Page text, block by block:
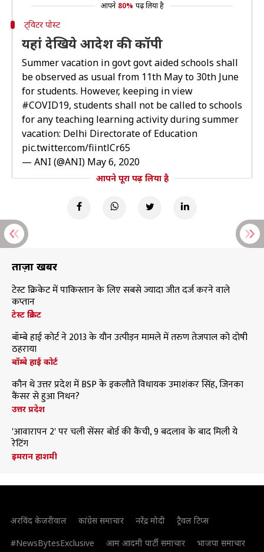
आपने 80% पढ़ लिया है
ट्विटर पोस्ट
यहां देखिये आदेश की कॉपी
Summer vacation in govt govt aided schools shall
be observed as usual from 11th May to 30th June
for students. However, keeping in view
#COVID19, students shall not be called to schools
for any teaching learning activity during summer
vacation: Delhi Directorate of Education
pic.twitter.com/fiintlCr65
— ANI (@ANI) May 6, 2020
आपने पूरा पढ़ लिया है
ताज़ा खबरें
टेस्ट क्रिकेट में पाकिस्तान के लिए सबसे ज्यादा जीत दर्ज करने वाले
कप्तान
टेस्ट क्रिकेट
बॉम्बे हाई कोर्ट ने 2013 के यौन उत्पीड़न मामले में तरुण तेजपाल को दोषी
ठहराया
बॉम्बे हाई कोर्ट
कौन थे उत्तर प्रदेश में BSP के इकलौते विधायक उमाशंकर सिंह, जिनका
कैंसर से हुआ निधन?
उत्तर प्रदेश
'आवारापन 2' पर चली सेंसर बोर्ड की कैंची, 9 बदलाव के बाद मिली ये
रेटिंग
इमरान हाशमी
अरविंद केजरीवाल कांग्रेस समाचार नरेंद्र मोदी
ट्रैवल टिप्स
#NewsBytesExclusive
आम आदमी पार्टी समाचार भाजपा समाचार